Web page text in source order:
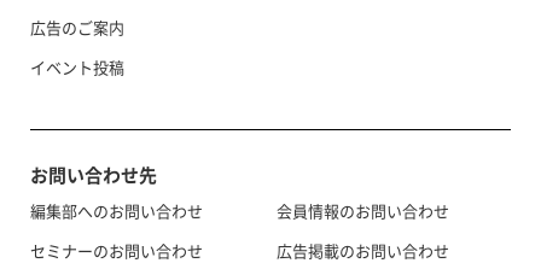
広告のご案内
イベント投稿
お問い合わせ先
編集部へのお問い合わせ
セミナーのお問い合わせ
会員情報のお問い合わせ
広告掲載のお問い合わせ